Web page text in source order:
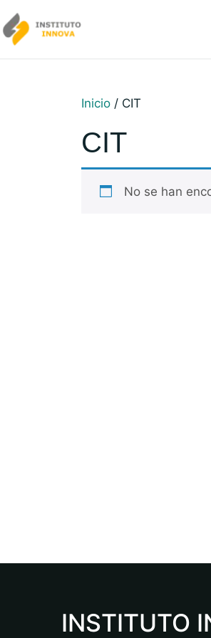
Saltar al contenido
Inicio / CIT
CIT
No se han
INSTITUTO